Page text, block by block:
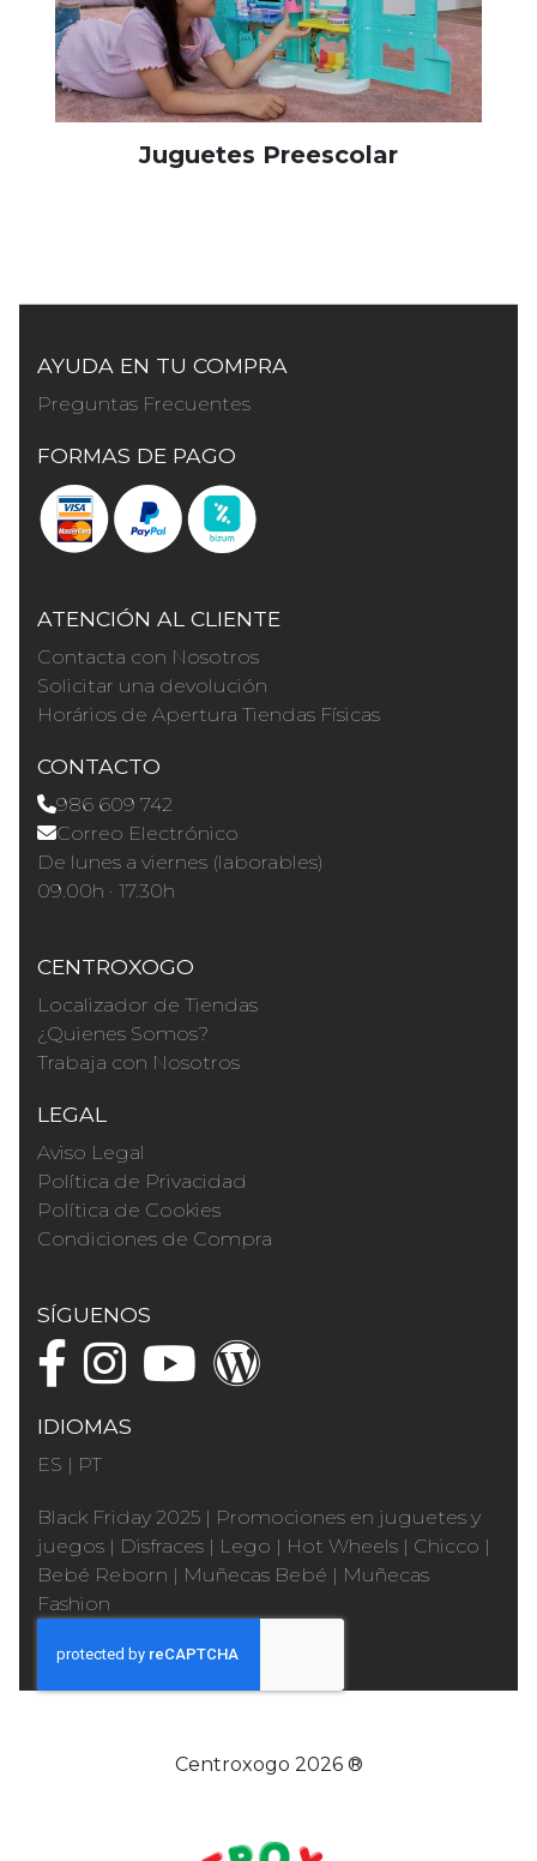
Juguetes Preescolar
AYUDA EN TU COMPRA
Preguntas Frecuentes
FORMAS DE PAGO
ATENCIÓN AL CLIENTE
Contacta con Nosotros
Solicitar una devolución
Horários de Apertura Tiendas Físicas
CONTACTO
986 609 742
Correo Electrónico
De lunes a viernes (laborables)
09.00h · 17.30h
CENTROXOGO
Localizador de Tiendas
¿Quienes Somos?
Trabaja con Nosotros
LEGAL
Aviso Legal
Política de Privacidad
Política de Cookies
Condiciones de Compra
SÍGUENOS
IDIOMAS
ES | PT
Black Friday 2025 | Promociones en juguetes y
juegos | Disfraces | Lego | Hot Wheels | Chicco |
Bebé Reborn | Muñecas Bebé | Muñecas
Fashion
Centroxogo 2026 ®